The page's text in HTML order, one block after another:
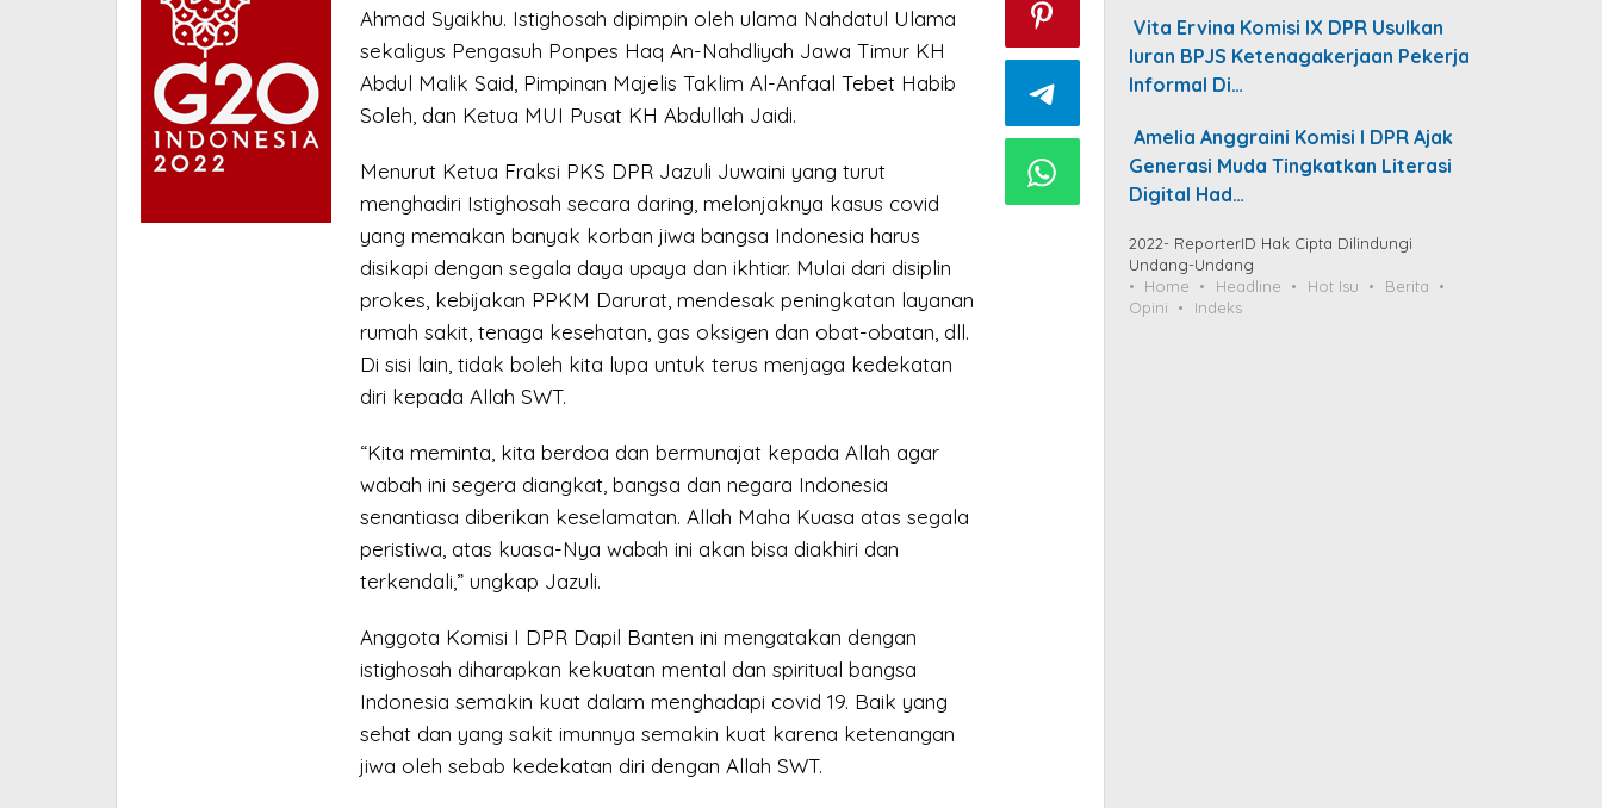
Ahmad Syaikhu. Istighosah dipimpin oleh ulama Nahdatul Ulama
sekaligus Pengasuh Ponpes Haq An-Nahdliyah Jawa Timur KH
Abdul Malik Said, Pimpinan Majelis Taklim Al-Anfaal Tebet Habib
Soleh, dan Ketua MUI Pusat KH Abdullah Jaidi.
Menurut Ketua Fraksi PKS DPR Jazuli Juwaini yang turut
menghadiri Istighosah secara daring, melonjaknya kasus covid
yang memakan banyak korban jiwa bangsa Indonesia harus
disikapi dengan segala daya upaya dan ikhtiar. Mulai dari disiplin
prokes, kebijakan PPKM Darurat, mendesak peningkatan layanan
rumah sakit, tenaga kesehatan, gas oksigen dan obat-obatan, dll.
Di sisi lain, tidak boleh kita lupa untuk terus menjaga kedekatan
diri kepada Allah SWT.
“Kita meminta, kita berdoa dan bermunajat kepada Allah agar
wabah ini segera diangkat, bangsa dan negara Indonesia
senantiasa diberikan keselamatan. Allah Maha Kuasa atas segala
peristiwa, atas kuasa-Nya wabah ini akan bisa diakhiri dan
terkendali,” ungkap Jazuli.
Anggota Komisi I DPR Dapil Banten ini mengatakan dengan
istighosah diharapkan kekuatan mental dan spiritual bangsa
Indonesia semakin kuat dalam menghadapi covid 19. Baik yang
sehat dan yang sakit imunnya semakin kuat karena ketenangan
jiwa oleh sebab kedekatan diri dengan Allah SWT.
Vita Ervina Komisi IX DPR Usulkan
Iuran BPJS Ketenagakerjaan Pekerja
Informal Di…
Amelia Anggraini Komisi I DPR Ajak
Generasi Muda Tingkatkan Literasi
Digital Had…
2022- ReporterID Hak Cipta Dilindungi
Undang-Undang
Home
Headline Hot Isu
Berita
Opini
Indeks